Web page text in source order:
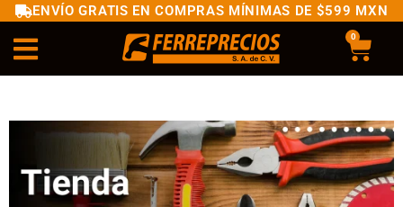
ENVÍO GRATIS EN COMPRAS MÍNIMAS DE $599 MXN
0